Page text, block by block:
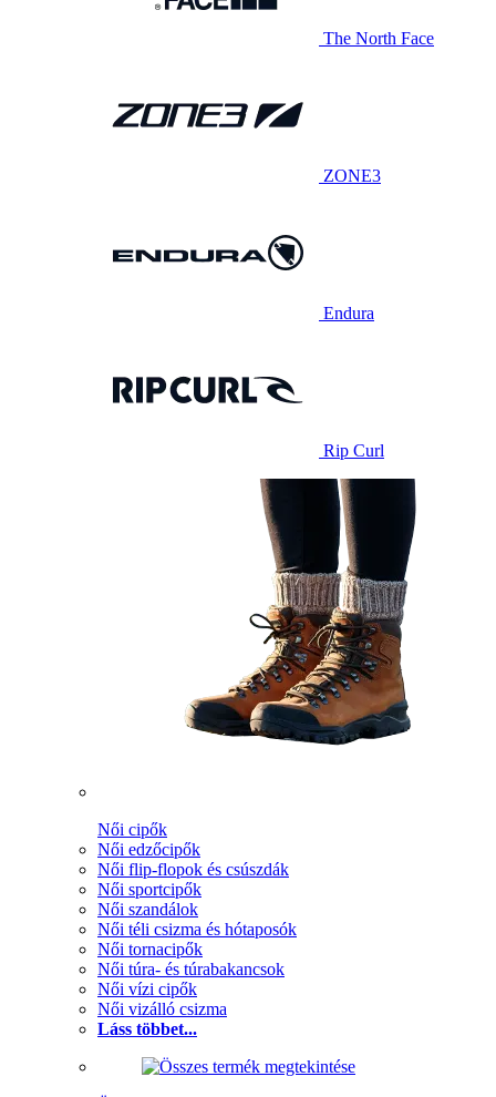
The North Face
ZONE3
Endura
Rip Curl
Női cipők
Női edzőcipők
Női flip-flopok és csúszdák
Női sportcipők
Női szandálok
Női téli csizma és hótaposók
Női tornacipők
Női túra- és túrabakancsok
Női vízi cipők
Női vizálló csizma
Láss többet...